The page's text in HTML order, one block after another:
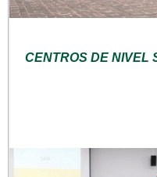
CENTROS DE NIVEL